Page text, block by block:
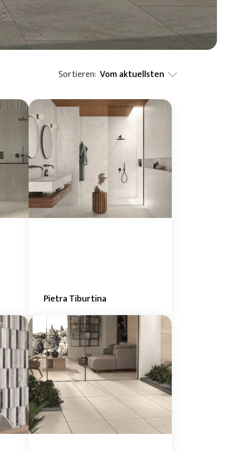
BIM Object
Sortieren: Vom aktuellsten
Vom aktuellsten
Vom ältesten
Von Z bis A
Pietra Tiburtina